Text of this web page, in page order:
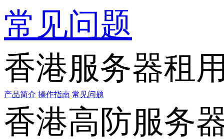
常见问题
香港服务器租
产品简介 操作指南 常见问题
香港高防服务